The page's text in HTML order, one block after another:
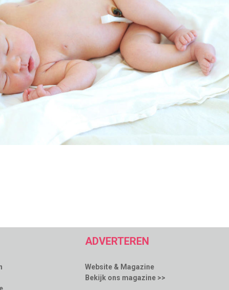
ADVERTEREN
Website & Magazine
Bekijk ons magazine >>